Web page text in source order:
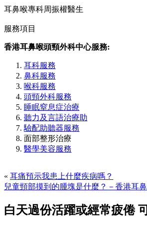
耳鼻喉專科周振權醫生
服務項目
香港耳鼻喉頭頸外科中心服務:
耳科服務
鼻科服務
喉科服務
頭頸外科服務
睡眠窒息症治療
聽力及言語治療助
驗配助聽器服務
面部整形治療
醫學美容服務
« 耳痛預示我患上什麼疾病嗎？
兒童頸部摸到的腫塊是什麼？－香港耳
白天過份活躍或經常疲倦